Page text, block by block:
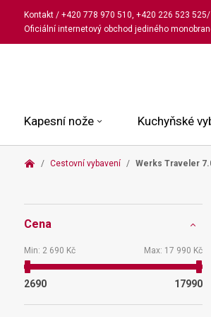
Kontakt / +420 778 970 510, +420 226 523 525/
Oficiální internetový obchod jediného
Kapesní nože
Střední kapesní
Velké kapesní
Pouzdra a
Outdoorové
Kuchyňské
Univerzální nože
Steakové nože
Nože na pečivo
Struhadla a
Kufry k odbavení
Aktovky a
Kosmetické
Pánské
Všechny hodinky
Cestovní vybavení Werks Traveler
Cena
Min: 2 690 Kč Max: 17 990 Kč
2690 17990